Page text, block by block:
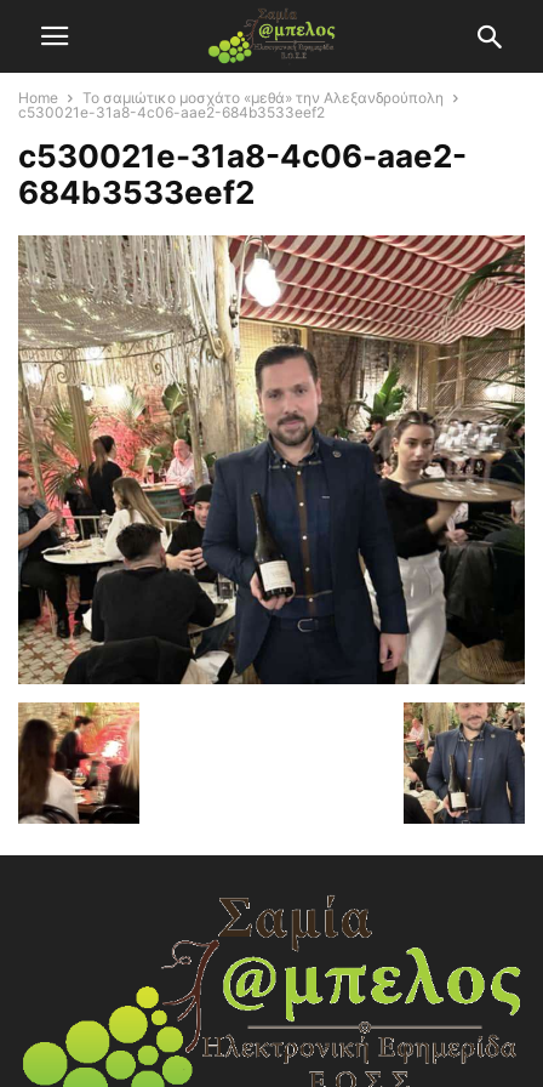
Home
Το σαμιώτικο μοσχάτο «μεθά» την Αλεξανδρούπολη
c530021e-31a8-4c06-aae2-684b3533eef2
c530021e-31a8-4c06-aae2-
684b3533eef2